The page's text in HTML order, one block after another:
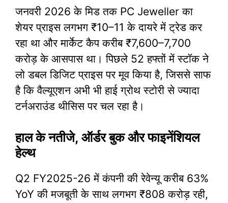
जनवरी 2026 के मिड तक PC Jeweller का
शेयर प्राइस लगभग ₹10–11 के दायरे में ट्रेड कर
रहा था और मार्केट कैप करीब ₹7,600–7,700
करोड़ के आसपास था। पिछले 52 हफ्तों में स्टॉक ने
लो डबल डिजिट प्राइस पर मूव किया है, जिससे साफ
है कि वैल्यूएशन अभी भी हाई ग्रोथ स्टोरी से ज्यादा
टर्नअराउंड थीसिस पर चल रहा है।
हाल के नतीजे, ऑर्डर बुक और फाइनेंशियल
हेल्थ
Q2 FY2025-26 में कंपनी की रेवेन्यू करीब 63%
YoY की मजबूती के साथ लगभग ₹808 करोड़ रही,